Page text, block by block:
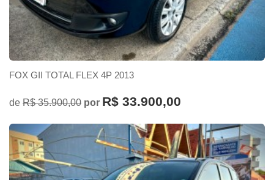
FOX GII TOTAL FLEX 4P 2013
de R$ 35.900,00 por R$ 33.900,00